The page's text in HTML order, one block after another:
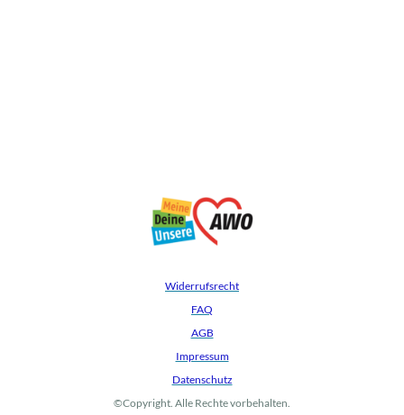
Widerrufsrecht
FAQ
AGB
Impressum
Datenschutz
©Copyright. Alle Rechte vorbehalten.